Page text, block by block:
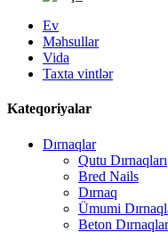
Ev
Məhsullar
Vida
Taxta vintlər
Kateqoriyalar
Dırnaqlar
Qutu Dırnaqları
Bred Nails
Dırnaq
Ümumi
Beton Dırnaqlar